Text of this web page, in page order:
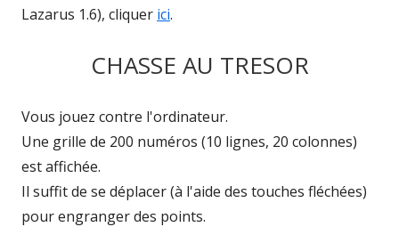
Lazarus 1.6), cliquer ici.
CHASSE AU TRESOR
Vous jouez contre l'ordinateur.
Une grille de 200 numéros (10 lignes, 20 colonnes)
est affichée.
Il suffit de se déplacer (à l'aide des touches fléchées)
pour engranger des points.